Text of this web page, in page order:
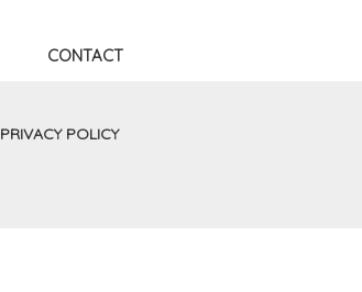
CONTACT
PRIVACY POLICY